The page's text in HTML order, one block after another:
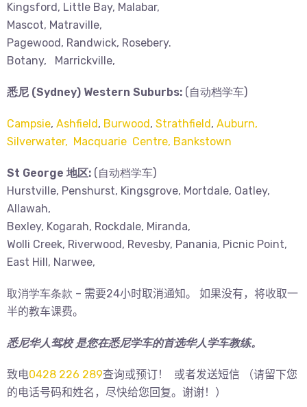
Kingsford, Little Bay, Malabar,
Mascot, Matraville,
Pagewood, Randwick, Rosebery.
Botany, Marrickville,
悉尼 (Sydney) Western Suburbs: (自动档学车)
Campsie, Ashfield, Burwood, Strathfield, Auburn,
Silverwater, Macquarie Centre, Bankstown
St George 地区: (自动档学车)
Hurstville, Penshurst, Kingsgrove, Mortdale, Oatley,
Allawah,
Bexley, Kogarah, Rockdale, Miranda,
Wolli Creek, Riverwood, Revesby, Panania, Picnic Point,
East Hill, Narwee,
取消学车条款 – 需要24小时取消通知。
如果没有，将收取一
半的教车课费。
悉尼华人驾校 是您在悉尼学车的首选华人学车教练。
致电0428 226 289查询或预订！ 或者发送短信 （请留下您
的电话号码和姓名，尽快给您回复。谢谢！）